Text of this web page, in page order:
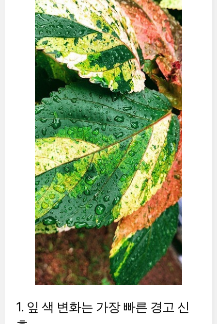
1. 잎 색 변화는 가장 빠른 경고 신